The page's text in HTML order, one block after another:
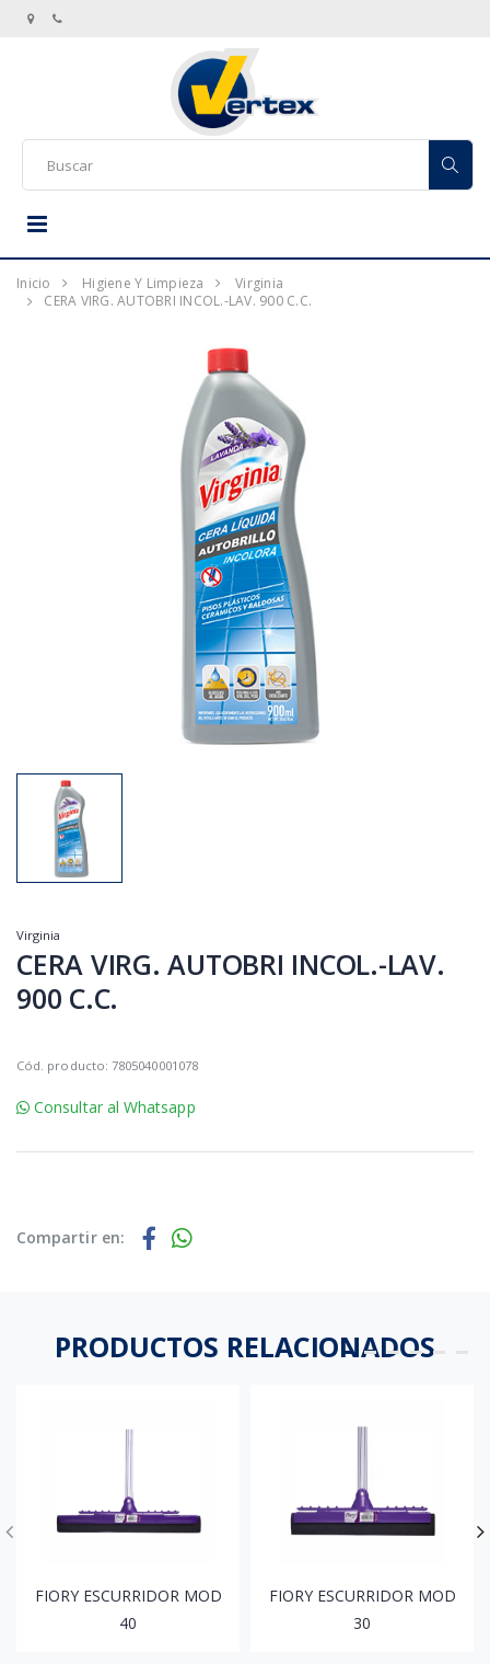
Inicio Higiene Y Limpieza
Virginia
CERA VIRG. AUTOBRI INCOL.-LAV. 900 C.C.
Virginia
CERA VIRG. AUTOBRI INCOL.-LAV.
900 C.C.
Cód. producto: 7805040001078
Consultar al Whatsapp
Compartir en:
PRODUCTOS RELACIONADOS
FIORY ESCURRIDOR MOD
40
FIORY ESCURRIDOR MOD
30